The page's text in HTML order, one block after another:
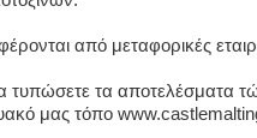
από μεταφορικές
τυπώσετε τα αποτελέσματα
μας τόπο